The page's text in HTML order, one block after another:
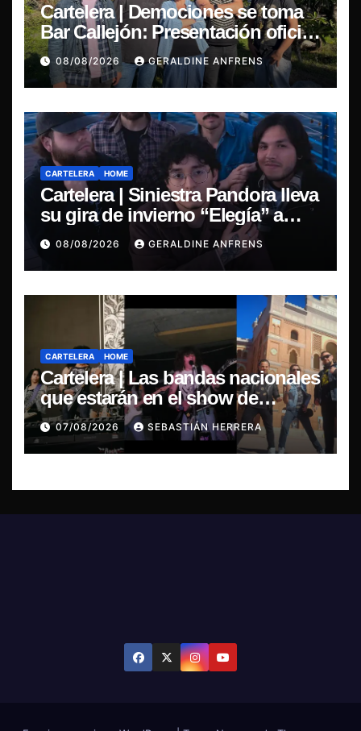
Cartelera | Demociones se toma
Bar Callejón: Presentación oficial
de su EP y estreno del single
“Mujer Escarlata”
08/08/2026 GERALDINE ANFRENS
CARTELERA HOME
Cartelera | Siniestra Pandora lleva
su gira de invierno “Elegía” a
Concepción.
08/08/2026 GERALDINE ANFRENS
CARTELERA HOME
Cartelera | Las bandas nacionales
que estarán en el show de
Violator en Santiago
07/08/2026 SEBASTIÁN HERRERA